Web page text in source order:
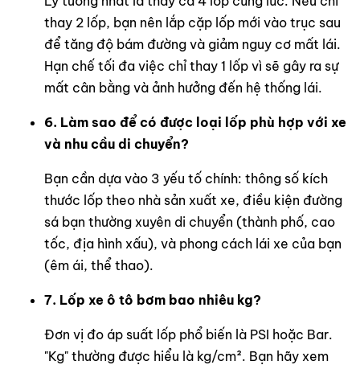
thay 2 lốp, bạn nên lắp cặp lốp mới vào trục sau
để tăng độ bám đường và giảm nguy cơ mất lái.
Hạn chế tối đa việc chỉ thay 1 lốp vì sẽ gây ra sự
mất cân bằng và ảnh hưởng đến hệ thống lái.
6. Làm sao để có được loại lốp phù hợp với xe
và nhu cầu di chuyển?
Bạn cần dựa vào 3 yếu tố chính: thông số kích
thước lốp theo nhà sản xuất xe, điều kiện đường
sá bạn thường xuyên di chuyển (thành phố, cao
tốc, địa hình xấu), và phong cách lái xe của bạn
(êm ái, thể thao).
7. Lốp xe ô tô bơm bao nhiêu kg?
Đơn vị đo áp suất lốp phổ biến là PSI hoặc Bar.
"Kg" thường được hiểu là kg/cm². Bạn hãy xem